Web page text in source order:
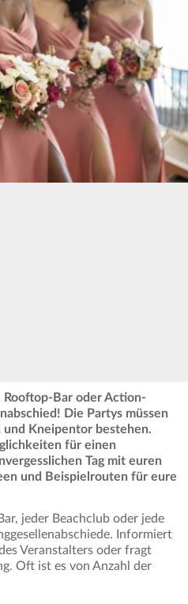
Bar oder Action-
Die Partys müssen
und Kneipentor bestehen.
für einen
Tag mit euren
und Beispielrouten für eure
jeder Beachclub oder jede
Informiert
Veranstalters oder fragt
Oft ist es von Anzahl der